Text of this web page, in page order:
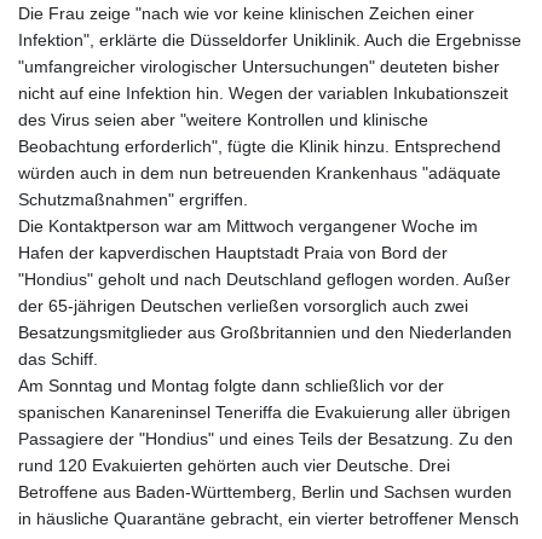
Die Frau zeige "nach wie vor keine klinischen Zeichen einer
Infektion", erklärte die Düsseldorfer Uniklinik. Auch die Ergebnisse
"umfangreicher virologischer Untersuchungen" deuteten bisher
nicht auf eine Infektion hin. Wegen der variablen Inkubationszeit
des Virus seien aber "weitere Kontrollen und klinische
Beobachtung erforderlich", fügte die Klinik hinzu. Entsprechend
würden auch in dem nun betreuenden Krankenhaus "adäquate
Schutzmaßnahmen" ergriffen.
Die Kontaktperson war am Mittwoch vergangener Woche im
Hafen der kapverdischen Hauptstadt Praia von Bord der
"Hondius" geholt und nach Deutschland geflogen worden. Außer
der 65-jährigen Deutschen verließen vorsorglich auch zwei
Besatzungsmitglieder aus Großbritannien und den Niederlanden
das Schiff.
Am Sonntag und Montag folgte dann schließlich vor der
spanischen Kanareninsel Teneriffa die Evakuierung aller übrigen
Passagiere der "Hondius" und eines Teils der Besatzung. Zu den
rund 120 Evakuierten gehörten auch vier Deutsche. Drei
Betroffene aus Baden-Württemberg, Berlin und Sachsen wurden
in häusliche Quarantäne gebracht, ein vierter betroffener Mensch